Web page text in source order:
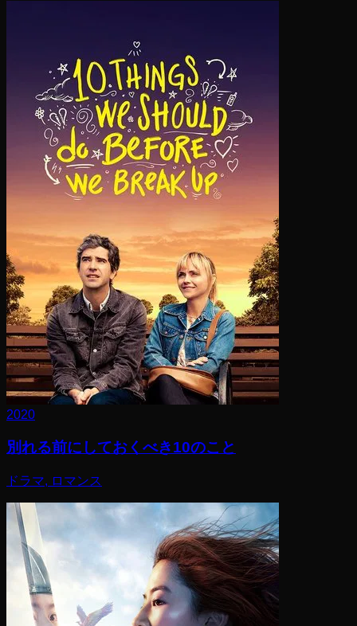
2020
別れる前にしておくべき10のこと
ドラマ, ロマンス